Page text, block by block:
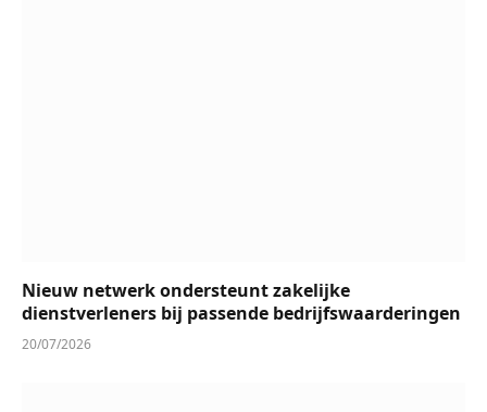
Nieuw netwerk ondersteunt zakelijke
dienstverleners bij passende bedrijfswaarderingen
20/07/2026